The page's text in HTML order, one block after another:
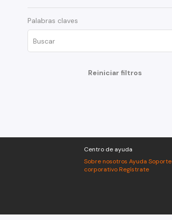
Palabras claves
Reiniciar filtros
Centro de ayuda
Sobre nosotros Ayuda Soporte
corporativo Regístrate